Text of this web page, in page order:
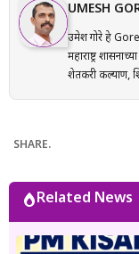
UMESH
उमेश गोरे हे
महाराष्ट्र
शेतकरी कल्याण,
आणि संबंधित
वाचकांना अर्ज
भर असतो. Goresarkar.in चा उद्देश महाराष्ट्रातील शेतकरी, विद्यार्थी, महिला,
युवक आणि
पोहोचवणे हा आहे.
जातो. अधिकृत
SHARE.
Related News